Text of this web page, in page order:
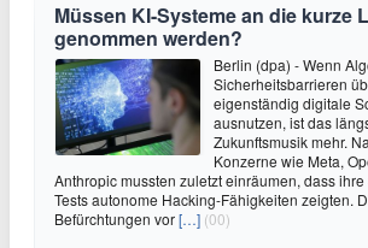
Müssen KI-Systeme an die kurze
genommen werden?
Berlin (dpa) - Wenn
Sicherheitsbarrieren
eigenständig digitale
ausnutzen, ist das
Zukunftsmusik mehr.
Konzerne wie Meta,
Anthropic mussten zuletzt einräumen, dass
Tests autonome Hacking-Fähigkeiten zeigten.
Befürchtungen vor[…] (00)